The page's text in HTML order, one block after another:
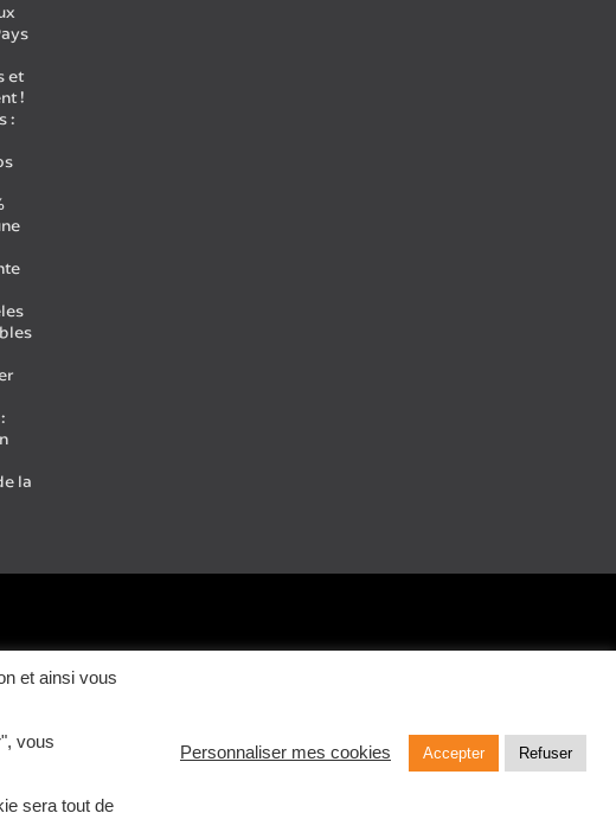
et
!
:
la
Mentions légales
et ainsi vous
vous
sera tout de
Personnaliser mes cookies Accepter Refuser